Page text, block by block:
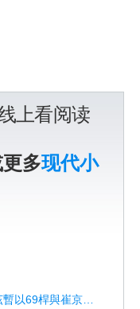
上看阅读
多现代小